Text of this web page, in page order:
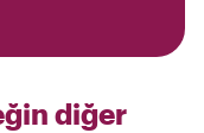
diğer